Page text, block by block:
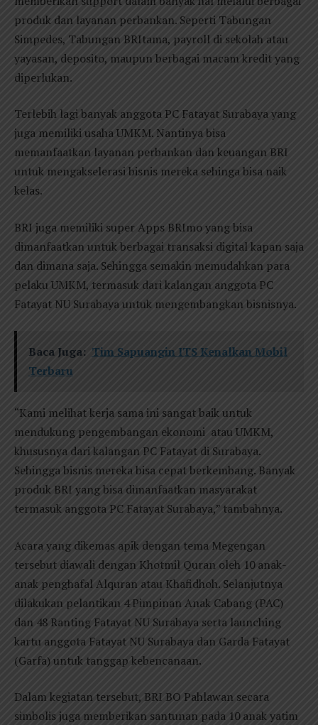
produk dan layanan perbankan. Seperti Tabungan
Simpedes, Tabungan BRItama, payroll di sekolah atau
yayasan, deposito, maupun berbagai macam kredit yang
diperlukan.
Terlebih lagi banyak anggota PC Fatayat Surabaya yang
juga memiliki usaha UMKM. Nantinya bisa
memanfaatkan layanan perbankan dan keuangan BRI
untuk mengakselerasi bisnis mereka sehinga bisa naik
kelas.
BRI juga memiliki super Apps BRImo yang bisa
dimanfaatkan untuk berbagai transaksi digital kapan saja
dan dimana saja. Sehingga semakin memudahkan para
pelaku UMKM, termasuk dari kalangan anggota PC
Fatayat NU Surabaya untuk mengembangkan bisnisnya.
Baca Juga: Tim Sapuangin ITS Kenalkan Mobil
Terbaru
“Kami melihat kerja sama ini sangat baik untuk
mendukung pengembangan ekonomi atau UMKM,
khususnya dari kalangan PC Fatayat di Surabaya.
Sehingga bisnis mereka bisa cepat berkembang. Banyak
produk BRI yang bisa dimanfaatkan masyarakat
termasuk anggota PC Fatayat Surabaya,” tambahnya.
Acara yang dikemas apik dengan tema Megengan
tersebut diawali dengan Khotmil Quran oleh 10 anak-
anak penghafal Alquran atau Khafidhoh. Selanjutnya
dilakukan pelantikan 4 Pimpinan Anak Cabang (PAC)
dan 48 Ranting Fatayat NU Surabaya serta launching
kartu anggota Fatayat NU Surabaya dan Garda Fatayat
(Garfa) untuk tanggap kebencanaan.
Dalam kegiatan tersebut, BRI BO Pahlawan secara
simbolis juga memberikan santunan pada 10 anak yatim